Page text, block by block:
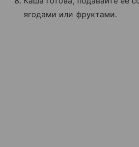
ягодами или фруктами.